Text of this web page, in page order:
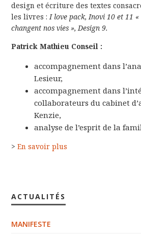
design et écriture des textes
les livres : I love pack, Inovi 10 et 11 «
changent nos vies », Design 9.
Patrick Mathieu Conseil :
accompagnement dans
Lesieur,
accompagnement dans
collaborateurs du cabinet
Kenzie,
analyse de l’esprit de la
>En savoir plus
ACTUALITÉS
MANIFESTE